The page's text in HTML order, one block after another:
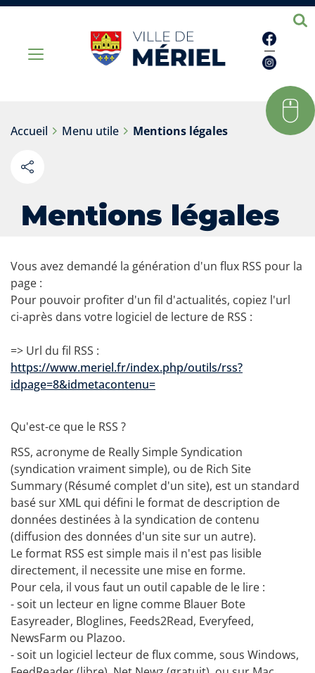
Accueil Menu utile Mentions légales
Partager
sociaux
Mentions légales
Vous avez demandé la génération d'un flux RSS pour la
page :
Pour pouvoir profiter d'un fil d'actualités, copiez l'url
ci-après dans votre logiciel de lecture de RSS :
=> Url du fil RSS :
https://www.meriel.fr/index.php/outils/rss?
idpage=8&idmetacontenu=
Qu'est-ce que le RSS ?
RSS, acronyme de Really Simple Syndication
(syndication vraiment simple), ou de Rich Site
Summary (Résumé complet d'un site), est un standard
basé sur XML qui défini le format de description de
données destinées à la syndication de contenu
(diffusion des données d'un site sur un autre).
Le format RSS est simple mais il n'est pas lisible
directement, il necessite une mise en forme.
Pour cela, il vous faut un outil capable de le lire :
- soit un lecteur en ligne comme Blauer Bote
Easyreader, Bloglines, Feeds2Read, Everyfeed,
NewsFarm ou Plazoo.
- soit un logiciel lecteur de flux comme, sous Windows,